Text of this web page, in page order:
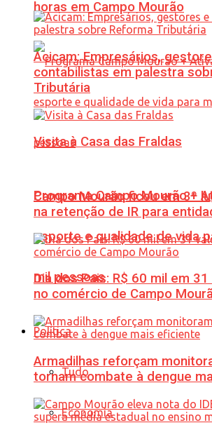
horas em Campo Mourão
Programa Campo Mourão +
esporte e qualidade de vida
mil pessoas
Política
Tudo
Economia
Acicam: Empresários,
contabilistas em palestra
Tributária
Visita à Casa das Fraldas
Campo Mourão ficou em 3º
na retenção de IR para
Dia dos Pais: R$ 60 mil em
no comércio de Campo
Armadilhas reforçam
tornam combate à dengue